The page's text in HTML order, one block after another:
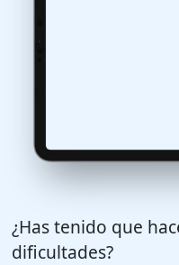
¿Has tenido que
dificultades?